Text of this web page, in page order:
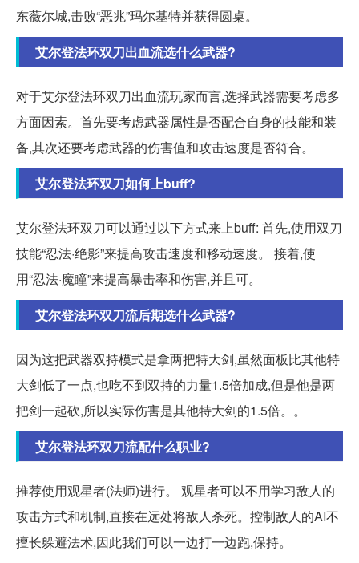
东薇尔城,击败“恶兆”玛尔基特并获得圆桌。
艾尔登法环双刀出血流选什么武器?
对于艾尔登法环双刀出血流玩家而言,选择武器需要考虑多
方面因素。首先要考虑武器属性是否配合自身的技能和装
备,其次还要考虑武器的伤害值和攻击速度是否符合。
艾尔登法环双刀如何上buff?
艾尔登法环双刀可以通过以下方式来上buff: 首先,使用双刀
技能“忍法·绝影”来提高攻击速度和移动速度。 接着,使
用“忍法·魔瞳”来提高暴击率和伤害,并且可。
艾尔登法环双刀流后期选什么武器?
因为这把武器双持模式是拿两把特大剑,虽然面板比其他特
大剑低了一点,也吃不到双持的力量1.5倍加成,但是他是两
把剑一起砍,所以实际伤害是其他特大剑的1.5倍。。
艾尔登法环双刀流配什么职业?
推荐使用观星者(法师)进行。 观星者可以不用学习敌人的
攻击方式和机制,直接在远处将敌人杀死。控制敌人的AI不
擅长躲避法术,因此我们可以一边打一边跑,保持。